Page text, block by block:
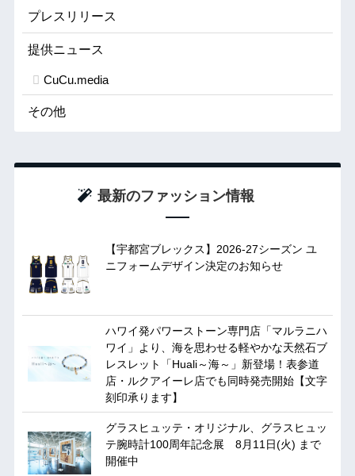
プレスリリース
提供ニュース
CuCu.media
その他
最新のファッション情報
【宇都宮ブレックス】2026-27シーズン ユ
ニフォームデザイン決定のお知らせ
ハワイ発パワーストーン専門店「マルラニハ
ワイ」より、海を思わせる軽やかな天然石ブ
レスレット「Huali～海～」新登場！表参道
店・ルクアイーレ店でも同時発売開始【文字
刻印承ります】
グラスヒュッテ・オリジナル、グラスヒュッ
テ腕時計100周年記念展 8月11日(火) まで
開催中